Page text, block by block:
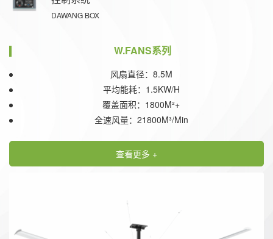
DAWANG BOX
W.FANS系列
风扇直径：8.5M
平均能耗：1.5KW/H
覆盖面积：1800M²+
全速风量：21800M³/Min
查看更多 +